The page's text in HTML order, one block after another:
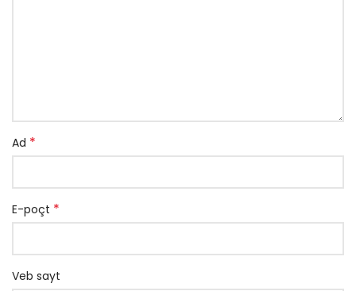
Ad *
E-poçt *
Veb sayt